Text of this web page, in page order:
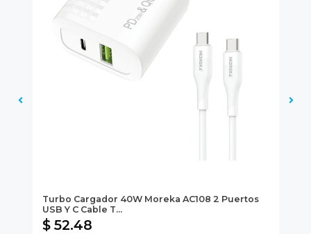
Turbo Cargador 40W Moreka AC108 2 Puertos
USB Y C Cable T...
$ 52.48